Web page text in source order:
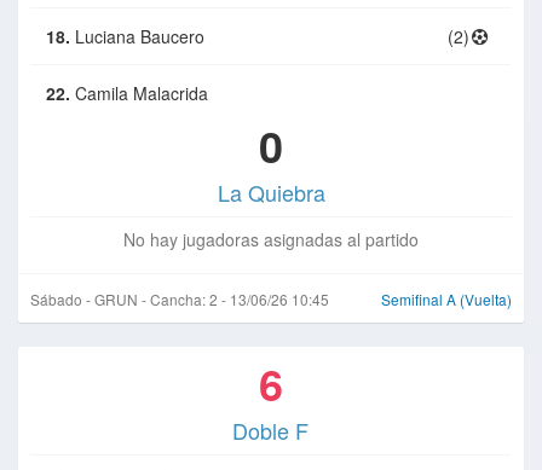
18. Luciana Baucero (2)
22. Camila Malacrida
0
La Quiebra
No hay jugadoras asignadas al partido
Sábado - GRUN - Cancha: 2 - 13/06/26 10:45 Semifinal A (Vuelta)
6
Doble F